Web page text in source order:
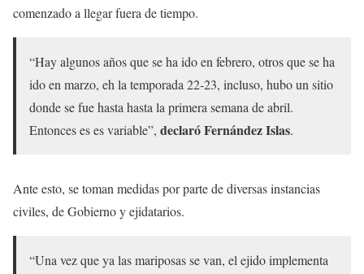
comenzado a llegar fuera de tiempo.
“Hay algunos años que se ha ido en febrero, otros que se ha
ido en marzo, eh la temporada 22-23, incluso, hubo un sitio
donde se fue hasta hasta la primera semana de abril.
Entonces es es variable”, declaró Fernández Islas.
Ante esto, se toman medidas por parte de diversas instancias
civiles, de Gobierno y ejidatarios.
“Una vez que ya las mariposas se van, el ejido implementa